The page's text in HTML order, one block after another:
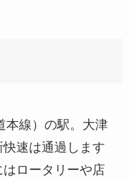
本線）の駅。大津
速は通過します
ロータリーや店